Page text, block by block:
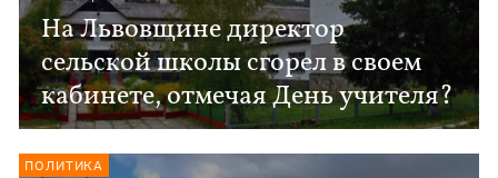
На Львовщине директор
сельской школы сгорел в своем
кабинете, отмечая День учителя?
ПОЛИТИКА